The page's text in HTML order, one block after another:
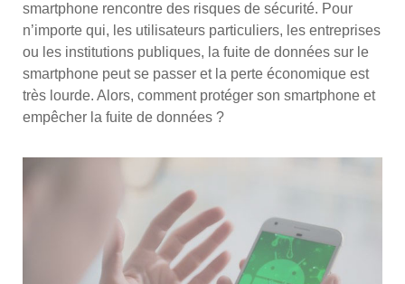
smartphone rencontre des risques de sécurité. Pour
n’importe qui, les utilisateurs particuliers, les entreprises
ou les institutions publiques, la fuite de données sur le
smartphone peut se passer et la perte économique est
très lourde. Alors, comment protéger son smartphone et
empêcher la fuite de données ?